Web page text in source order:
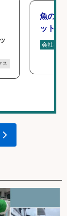
ス
魚の「
ットを
会社名